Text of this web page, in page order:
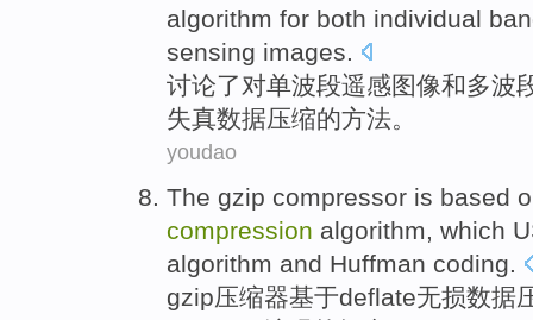
algorithm for both individual
sensing images.
讨论了对单波段遥感图像和多波
失真数据压缩的方法。
youdao
The gzip compressor is based
compression algorithm which
algorithm and Huffman coding
gzip压缩器基于deflate无损数据